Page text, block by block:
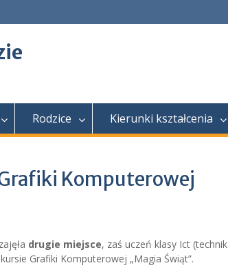
Rodzice Kierunki kształcenia
Komputerowej
drugie miejsce, zaś uczeń klasy Ict (technik
Grafiki Komputerowej „Magia Świąt”.